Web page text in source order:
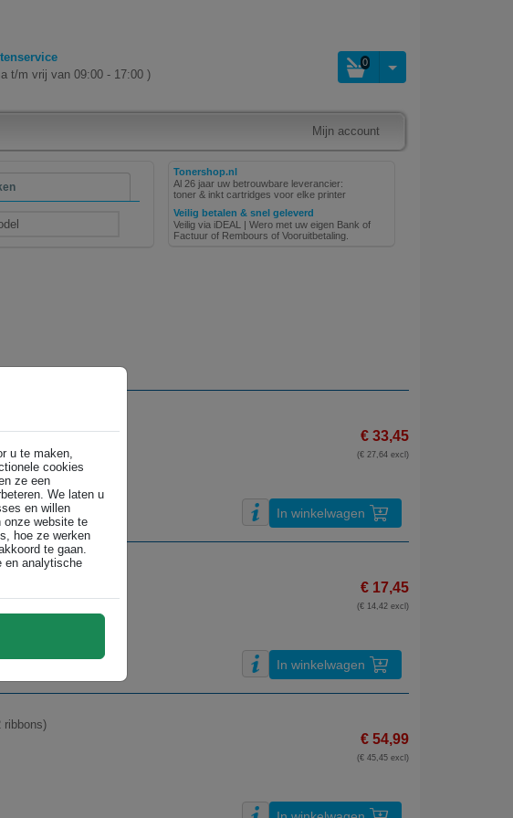
t/m vrij van 09:00 - 17:00 )
0
Mijn account
Tonershop.nl
Al 26 jaar uw betrouwbare leverancier:
toner & inkt cartridges voor elke printer
Veilig betalen & snel geleverd
Veilig via iDEAL | Wero met uw eigen Bank of
Factuur of Rembours of Vooruitbetaling.
€ 33,45
(€ 27,64 excl)
In winkelwagen
€ 17,45
(€ 14,42 excl)
In winkelwagen
ribbons)
€ 54,99
(€ 45,45 excl)
u te maken,
cookies
ze een
We laten u
en willen
onze website te
hoe ze werken
te gaan.
en analytische